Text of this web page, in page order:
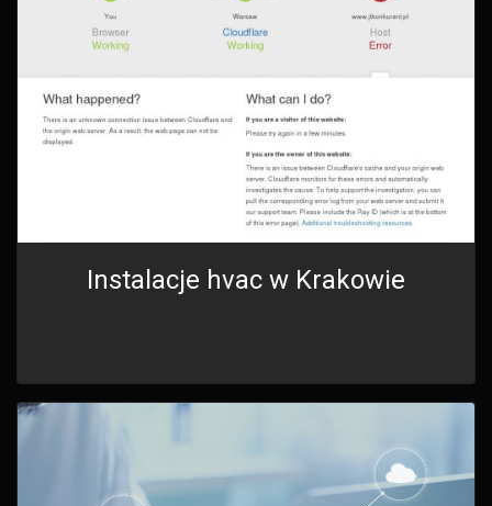
Instalacje hvac w Krakowie